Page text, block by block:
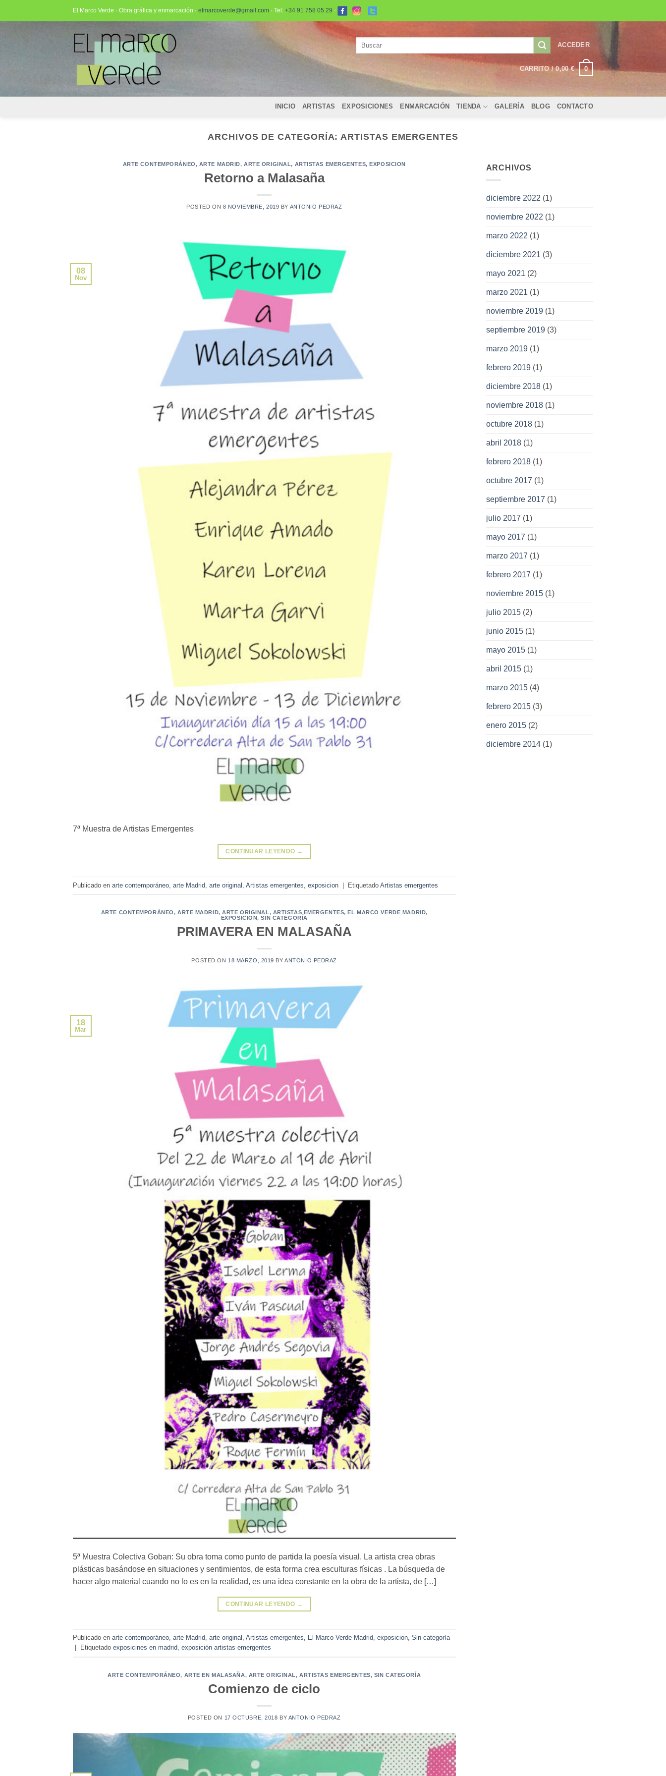
El Marco Verde · Obra gráfica y enmarcación · elmarcoverde@gmail.com · Tel: +34 91 758 05 29 ·
ACCEDER
CARRITO /0,00€ 0
INICIO ARTISTAS EXPOSICIONES ENMARCACIÓN TIENDA GALERÍA BLOG CONTACTO
ARCHIVOS DE CATEGORÍA: ARTISTAS EMERGENTES
ARTE CONTEMPORÁNEO, ARTE MADRID,ARTE ORIGINAL, ARTISTAS EMERGENTES,EXPOSICION
Retorno a Malasaña
POSTED ON 8 NOVIEMBRE, 2019 BY ANTONIO PEDRAZ
08
Nov
7ª Muestra de Artistas Emergentes
CONTINUAR LEYENDO →
Publicado en arte contemporáneo arte Madrid arte original Artistas emergentes exposicion | Etiquetado Artistas emergentes
ARTE CONTEMPORÁNEO, ARTE MADRID,ARTE ORIGINAL, ARTISTAS EMERGENTES, EL MARCO VERDE MADRID,
EXPOSICION,SIN CATEGORÍA
PRIMAVERA EN MALASAÑA
POSTED ON 18 MARZO, 2019 BYANTONIO PEDRAZ
18
Mar
5ª Muestra Colectiva Goban: Su obra toma como punto de partida la poesía visual. La artista crea obras
plásticas basándose en situaciones y sentimientos, de esta forma crea esculturas físicas . La búsqueda de
hacer algo material cuando no lo es en la realidad, es una idea constante en la obra de la artista, de […]
CONTINUAR LEYENDO →
Publicado en arte contemporáneo, arte Madrid, arte original , Artistas emergentes, El Marco Verde Madrid, exposicion, Sin categoría
Etiquetado exposicines en madrid, exposición artistas emergentes
ARTE CONTEMPORÁNEO, ARTE EN MALASAÑA, ARTE ORIGINAL,ARTISTAS EMERGENTES, SIN CATEGORÍA
Comienzo de ciclo
POSTED ON 17 OCTUBRE, 2018 BY ANTONIO PEDRAZ
ARCHIVOS
diciembre 2022 (1)
noviembre 2022 (1)
marzo 2022 (1)
diciembre 2021 (3)
mayo 2021 (2)
marzo 2021 (1)
noviembre 2019(1)
septiembre 2019(3)
marzo 2019(1)
febrero 2019(1)
diciembre 2018(1)
noviembre 2018(1)
octubre 2018(1)
abril 2018(1)
febrero 2018(1)
octubre 2017 (1)
septiembre 2017 (1)
julio 2017 (1)
mayo 2017 (1)
marzo 2017 (1)
febrero 2017 (1)
noviembre 2015(1)
julio 2015(2)
junio 2015(1)
mayo 2015(1)
abril 2015(1)
marzo 2015(4)
febrero 2015(3)
enero 2015(2)
diciembre 2014(1)